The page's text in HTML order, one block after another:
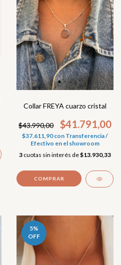
Collar FREYA cuarzo cristal
$43.990,00 $41.791,00
$37.611,90con Transferencia /
Efectivo en el showroom
3 cuotas sin interés de$13.930,33
5%
OFF